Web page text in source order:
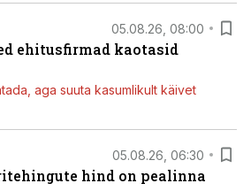
05.08.26, 08:00
ehitusfirmad kaotasid
aga suuta kasumlikult käivet
05.08.26, 06:30
hind on pealinna